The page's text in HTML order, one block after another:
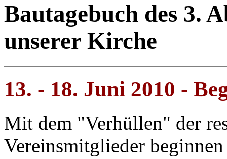
Bautagebuch des 3.
unserer Kirche
13. - 18. Juni 2010 -
Mit dem "Verhüllen" der
Vereinsmitglieder